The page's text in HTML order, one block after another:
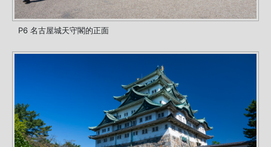
P6 名古屋城天守閣的正面